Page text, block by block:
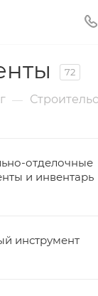
72
—
отделочные
и инвентарь
инструмент